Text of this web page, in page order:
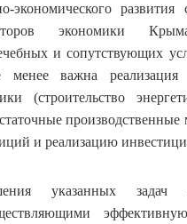
развития
экономики
и сопутствующих
менее важна
(строительство
и реализацию
указанных задач